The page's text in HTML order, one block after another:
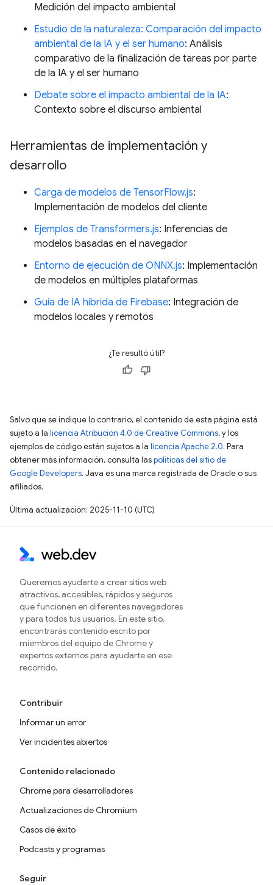
Medición del impacto ambiental
Estudio de la naturaleza: Comparación del impacto
ambiental de la IA y el ser humano: Análisis
comparativo de la finalización de tareas por parte
de la IA y el ser humano
Debate sobre el impacto ambiental de la IA:
Contexto sobre el discurso ambiental
Herramientas de implementación y
desarrollo
Carga de modelos de TensorFlow.js:
Implementación de modelos del cliente
Ejemplos de Transformers.js: Inferencias de
modelos basadas en el navegador
Entorno de ejecución de ONNX.js: Implementación
de modelos en múltiples plataformas
Guía de IA híbrida de Firebase: Integración de
modelos locales y remotos
¿Te resultó útil?
Salvo que se indique lo contrario, el contenido de esta página está
sujeto a la licencia Atribución 4.0 de Creative Commons, y los
ejemplos de código están sujetos a la licencia Apache 2.0. Para
obtener más información, consulta laspolíticas del sitio de
Google Developers. Java es una marca registrada de Oracle o sus
afiliados.
Última actualización: 2025-11-10 (UTC)
Queremos ayudarte a crear sitios web
atractivos, accesibles, rápidos y seguros
que funcionen en diferentes navegadores
y para todos tus usuarios. En este sitio,
encontrarás contenido escrito por
miembros del equipo de Chrome y
expertos externos para ayudarte en ese
recorrido.
Contribuir
Informar un error
Ver incidentes abiertos
Contenido relacionado
Chrome para desarrolladores
Actualizaciones de Chromium
Casos de éxito
Podcasts y programas
Seguir